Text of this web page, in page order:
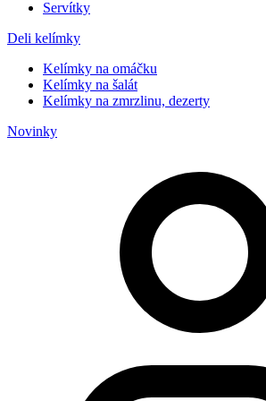
Servítky
Deli kelímky
Kelímky na omáčku
Kelímky na šalát
Kelímky na zmrzlinu, dezerty
Novinky